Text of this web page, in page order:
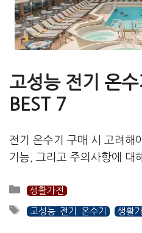
고성능 전기 온
BEST 7
전기 온수기 구매 시 고려해
기능, 그리고 주의사항에 대
카
테
생활가전
태
고성능 전기 온수기 생활